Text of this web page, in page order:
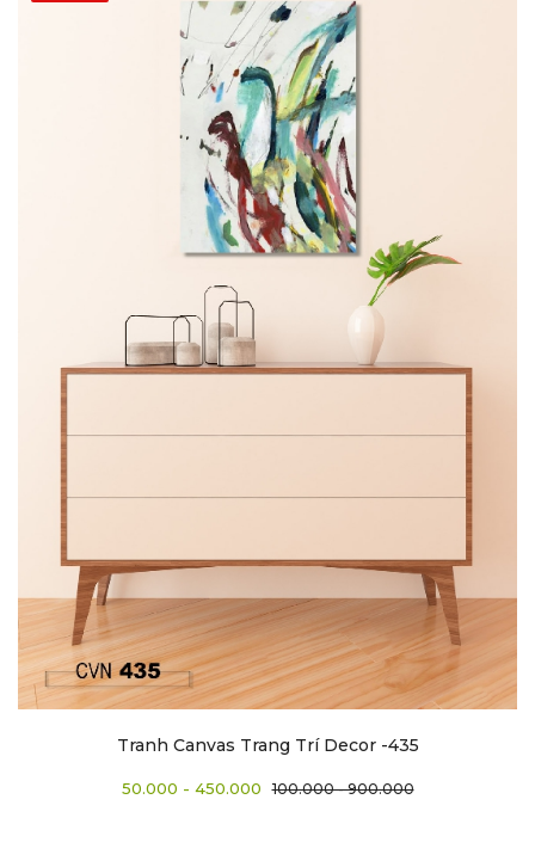
Tranh Canvas Trang Trí Decor -435
50.000 - 450.000 100.000 - 900.000